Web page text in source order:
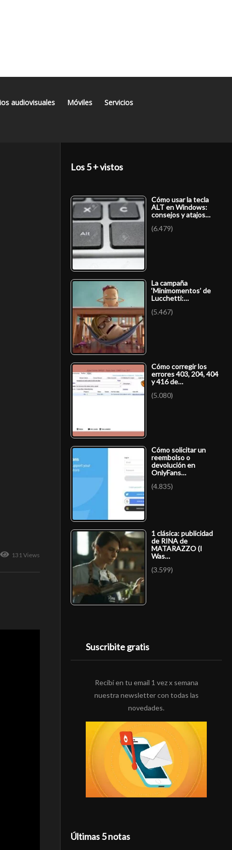
audiovisuales Móviles Servicios
131 Views
Los 5 + vistos
Cómo usar la tecla
ALT en Windows:
consejos y atajos…
(6.479)
La campaña
‘Minimomentos’ de
Lucchetti:…
(5.467)
Cómo corregir los
errores 403, 204, 404
y 416 de…
(5.080)
Cómo solicitar un
reembolso o
devolución en
OnlyFans…
(4.835)
1 clásica: publicidad
de RINA de
MATARAZZO (I
Was…
(3.599)
Suscribite gratis
Recibí en tu email 1 vez x semana
nuestra newsletter con todas las
novedades.
Últimas 5 notas